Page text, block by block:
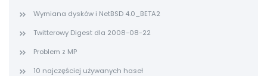
Wymiana dysków i NetBSD 4.0_BETA2
Twitterowy Digest dla 2008-08-22
Problem z MP
10 najczęściej używanych haseł